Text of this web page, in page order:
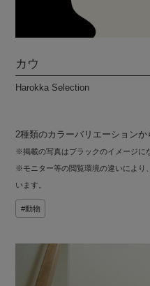
カウ
Harokka Selection
2種類のカラーバリエーションか
※掲載の写真はブラックのイメージに
※モニター等の閲覧環境の違いにより
います。
動物